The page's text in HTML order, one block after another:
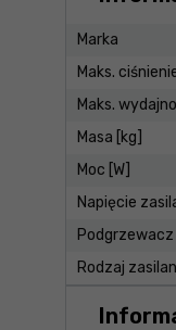
Marka
Maks.
Maks.
Masa [kg]
Moc [W]
Napięcie
Rodzaj